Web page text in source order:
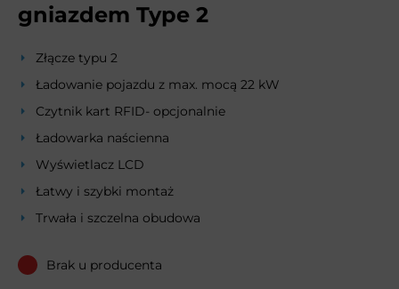
gniazdem Type 2
Złącze typu 2
Ładowanie pojazdu z max. mocą 22 kW
Czytnik kart RFID- opcjonalnie
Ładowarka naścienna
Wyświetlacz LCD
Łatwy i szybki montaż
Trwała i szczelna obudowa
Brak u producenta